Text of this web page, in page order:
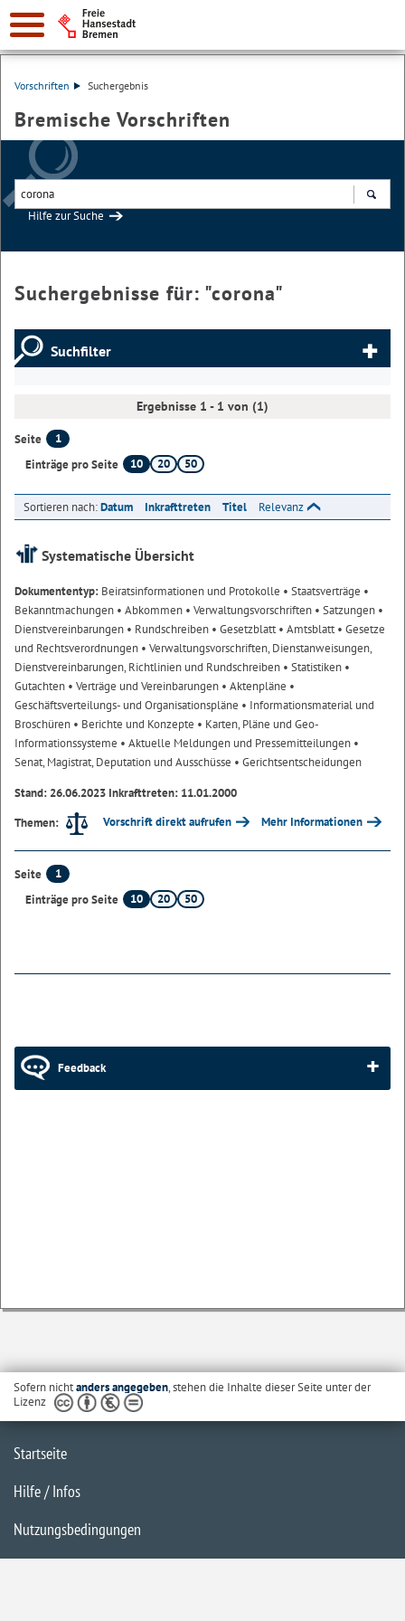
Vorschriften Suchergebnis
Bremische Vorschriften
Hilfe zur Suche
Suchergebnisse für: "corona"
Suchfilter
Ergebnisse 1 - 1 von (1)
Seite
1
Einträge pro Seite
10 20 50
Sortieren nach:Datum Inkrafttreten Titel Relevanz
Systematische Übersicht
Dokumententyp: Beiratsinformationen und Protokolle • Staatsverträge •
Bekanntmachungen • Abkommen • Verwaltungsvorschriften • Satzungen •
Dienstvereinbarungen • Rundschreiben • Gesetzblatt• Amtsblatt• Gesetze
und Rechtsverordnungen • Verwaltungsvorschriften, Dienstanweisungen,
Dienstvereinbarungen, Richtlinien und Rundschreiben • Statistiken •
Gutachten • Verträge und Vereinbarungen • Aktenpläne •
Geschäftsverteilungs- und Organisationspläne • Informationsmaterial und
Broschüren • Berichte und Konzepte • Karten, Pläne und Geo-
Informationssysteme • Aktuelle Meldungen und Pressemitteilungen •
Senat, Magistrat, Deputation und Ausschüsse • Gerichtsentscheidungen
Stand: 26.06.2023 Inkrafttreten: 11.01.2000
Themen:
Vorschrift direkt aufrufen Mehr Informationen
Seite
1
Einträge pro Seite
10 20 50
Feedback
Sofern nichtanders angegeben, stehen die Inhalte dieser Seite unter der
Lizenz
Startseite
Hilfe / Infos
Nutzungsbedingungen